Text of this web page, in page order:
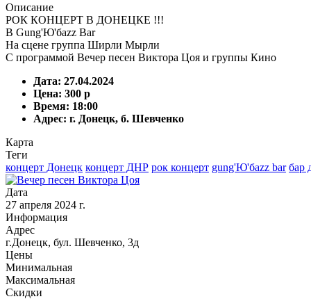
Описание
РОК КОНЦЕРТ В ДОНЕЦКЕ !!!
В Gung'Ю'бazz Bar
На сцене группа Ширли Мырли
С программой Вечер песен Виктора Цоя и группы Кино
Дата: 27.04.2024
Цена: 300 р
Время: 18:00
Адрес: г. Донецк, б. Шевченко
Карта
Теги
концерт Донецк концерт ДНР рок концерт gung'Ю'бazz bar бар
Дата
27 апреля 2024 г.
Информация
Адрес
г.Донецк, бул. Шевченко, 3д
Цены
Минимальная
Максимальная
Скидки